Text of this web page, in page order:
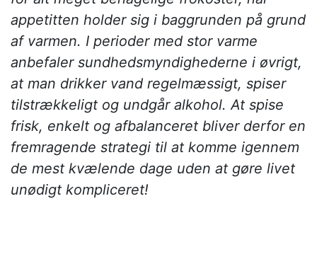
appetitten holder sig i baggrunden på grund
af varmen. I perioder med stor varme
anbefaler sundhedsmyndighederne i øvrigt,
at man drikker vand regelmæssigt, spiser
tilstrækkeligt og undgår alkohol. At spise
frisk, enkelt og afbalanceret bliver derfor en
fremragende strategi til at komme igennem
de mest kvælende dage uden at gøre livet
unødigt kompliceret!